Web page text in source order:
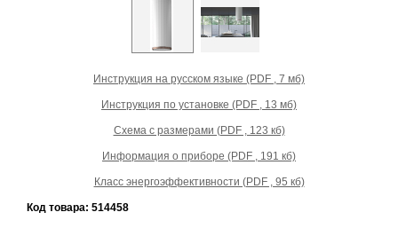
Инструкция на русском языке (PDF , 7 мб)
Инструкция по установке (PDF , 13 мб)
Схема с размерами (PDF , 123 кб)
Информация о приборе (PDF , 191 кб)
Класс энергоэффективности (PDF , 95 кб)
Код товара: 514458